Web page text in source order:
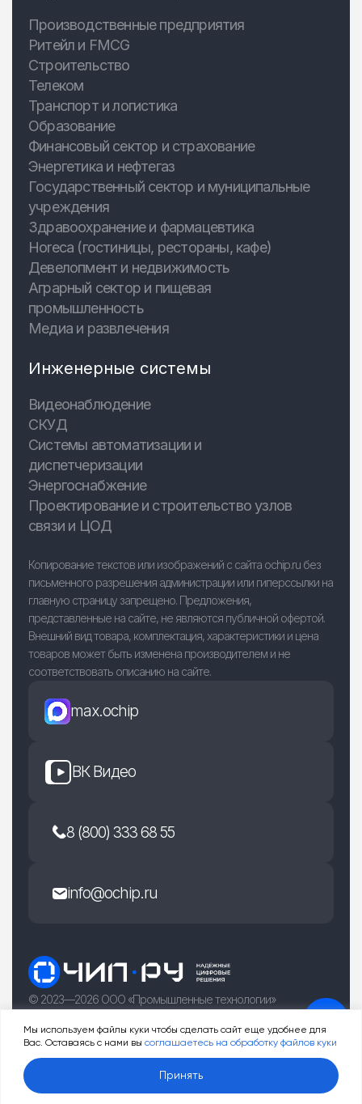
Мы используем файлы куки чтобы сделать сайт еще удобнее для
Вас. Оставаясь с нами вы соглашаетесь на обработку файлов куки
Принять
Услуги Товары Корзина Профиль Меню
Производственные предприятия
Ритейл и FMCG
Строительство
Телеком
Транспорт и логистика
Образование
Финансовый сектор и страхование
Энергетика и нефтегаз
Государственный сектор и муниципальные
учреждения
Здравоохранение и фармацевтика
Horeca (гостиницы, рестораны, кафе)
Девелопмент и недвижимость
Аграрный сектор и пищевая
промышленность
Медиа и развлечения
Инженерные системы
Видеонаблюдение
СКУД
Системы автоматизации и
диспетчеризации
Энергоснабжение
Проектирование и строительство узлов
связи и ЦОД
Копирование текстов или изображений с сайта ochip.ru без
письменного разрешения администрации или гиперссылки на
главную страницу запрещено. Предложения,
представленные на сайте, не являются публичной офертой.
Внешний вид товара, комплектация, характеристики и цена
товаров может быть изменена производителем и не
соответствовать описанию на сайте.
max.ochip
ВК Видео
8 (800) 333 68 55
info@ochip.ru
© 2023—2026 ООО «Промышленные технологии»